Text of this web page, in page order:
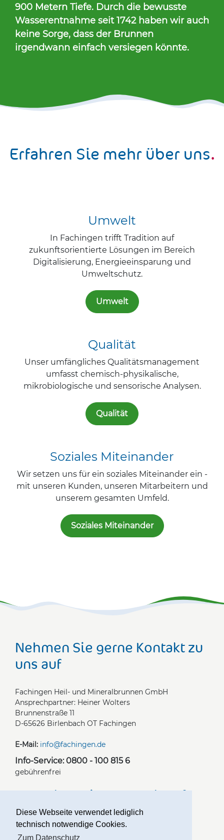
Diese Webseite verwendet lediglich
technisch notwendige Cookies.
Zum Datenschutz
900 Metern Tiefe. Durch die bewusste
Wasserentnahme seit 1742 haben wir auch
keine Sorge, dass der Brunnen
irgendwann einfach versiegen könnte.
Erfahren Sie mehr über uns.
Umwelt
In Fachingen trifft Tradition auf
zukunftsorientierte Lösungen im Bereich
Digitalisierung, Energieeinsparung und
Umweltschutz.
Umwelt
Qualität
Unser umfängliches Qualitätsmanagement
umfasst chemisch-physikalische,
mikrobiologische und sensorische Analysen.
Qualität
Soziales Miteinander
Wir setzen uns für ein soziales Miteinander ein -
mit unseren Kunden, unseren Mitarbeitern und
unserem gesamten Umfeld.
Soziales Miteinander
Nehmen Sie gerne Kontakt zu
uns auf
Fachingen Heil- und Mineralbrunnen GmbH
Ansprechpartner: Heiner Wolters
Brunnenstraße 11
D-65626 Birlenbach OT Fachingen
E-Mail: info@fachingen.de
Info-Service: 0800 - 100 815 6
gebührenfrei
Besuchen Sie uns auch auf